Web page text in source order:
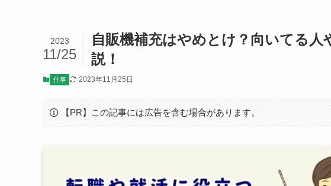
自販機補充はやめとけ？向いてる
説！
2023
11/25
仕事 2023年11月25日
【PR】この記事には広告を含む場合があります。